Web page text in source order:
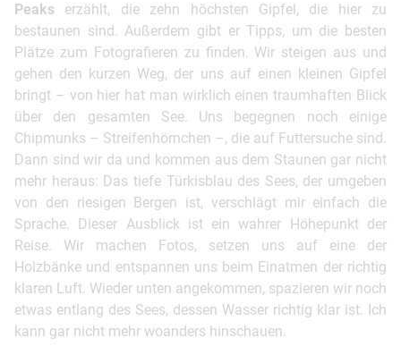
Peaks erzählt, die zehn höchsten Gipfel, die hier zu
bestaunen sind. Außerdem gibt er Tipps, um die besten
Plätze zum Fotografieren zu finden. Wir steigen aus und
gehen den kurzen Weg, der uns auf einen kleinen Gipfel
bringt – von hier hat man wirklich einen traumhaften Blick
über den gesamten See. Uns begegnen noch einige
Chipmunks – Streifenhörnchen –, die auf Futtersuche sind.
Dann sind wir da und kommen aus dem Staunen gar nicht
mehr heraus: Das tiefe Türkisblau des Sees, der umgeben
von den riesigen Bergen ist, verschlägt mir einfach die
Sprache. Dieser Ausblick ist ein wahrer Höhepunkt der
Reise. Wir machen Fotos, setzen uns auf eine der
Holzbänke und entspannen uns beim Einatmen der richtig
klaren Luft. Wieder unten angekommen, spazieren wir noch
etwas entlang des Sees, dessen Wasser richtig klar ist. Ich
kann gar nicht mehr woanders hinschauen.